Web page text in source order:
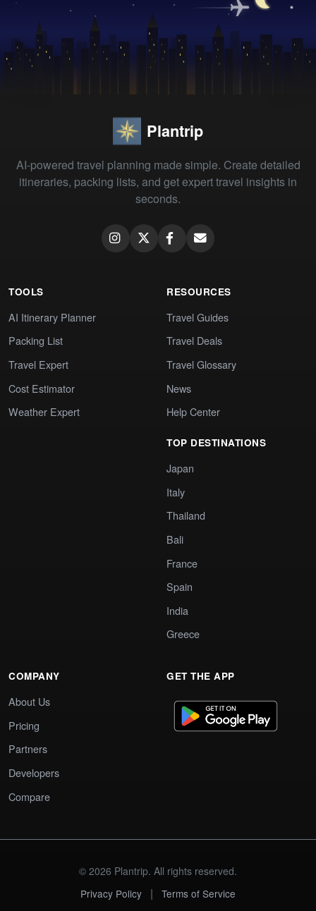
Plantrip
AI-powered travel planning made simple. Create detailed
itineraries, packing lists, and get expert travel insights in
seconds.
TOOLS
AI Itinerary Planner
Packing List
Travel Expert
Cost Estimator
Weather Expert
RESOURCES
Travel Guides
Travel Deals
Travel Glossary
News
Help Center
TOP DESTINATIONS
Japan
Italy
Thailand
Bali
France
Spain
India
Greece
COMPANY
About Us
Pricing
Partners
Developers
Compare
GET THE APP
© 2026 Plantrip. All rights reserved.
Privacy Policy
| Terms of Service